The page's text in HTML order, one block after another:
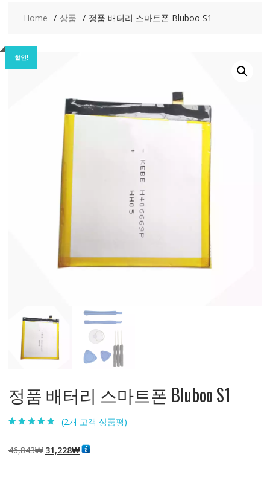
Home 상품 정품 배터리 스마트폰 Bluboo S1
할인!
정품 배터리 스마트폰 Bluboo S1
5점 만점에점
으로 평가됨
(2개 고객 상품평)
46,843₩ 원
31,228₩현